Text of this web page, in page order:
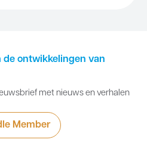
de ontwikkelingen van
met nieuws en verhalen
Member